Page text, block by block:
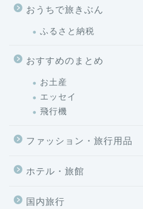
おうちで旅きぶん
ふるさと納税
おすすめのまとめ
お土産
エッセイ
飛行機
ファッション・旅行用品
ホテル・旅館
国内旅行